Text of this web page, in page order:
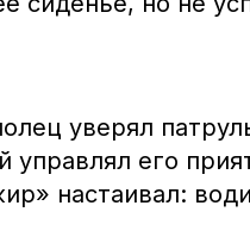
уверял
управлял его
настаивал: